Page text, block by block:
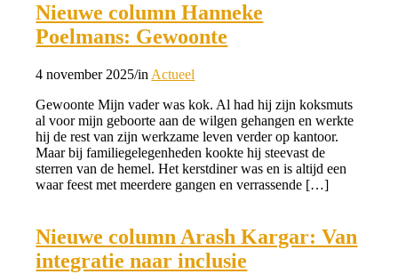
Nieuwe column Hanneke
Poelmans: Gewoonte
4 november 2025/in Actueel
Gewoonte Mijn vader was kok. Al had hij zijn koksmuts
al voor mijn geboorte aan de wilgen gehangen en werkte
hij de rest van zijn werkzame leven verder op kantoor.
Maar bij familiegelegenheden kookte hij steevast de
sterren van de hemel. Het kerstdiner was en is altijd een
waar feest met meerdere gangen en verrassende […]
Nieuwe column Arash Kargar: Van
integratie naar inclusie